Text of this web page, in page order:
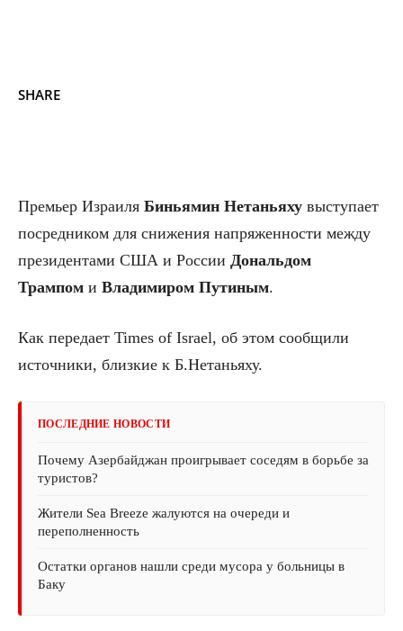
SHARE
Премьер Израиля Биньямин Нетаньяху выступает
посредником для снижения напряженности между
президентами США и России Дональдом
Трампом и Владимиром Путиным.
Как передает Times of Israel, об этом сообщили
источники, близкие к Б.Нетаньяху.
ПОСЛЕДНИЕ НОВОСТИ
Почему Азербайджан проигрывает соседям в борьбе за
туристов?
Жители Sea Breeze жалуются на очереди и
переполненность
Остатки органов нашли среди мусора у больницы в
Баку